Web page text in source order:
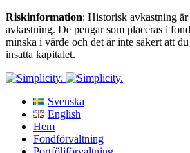
Riskinformation: Historisk avkastning
avkastning. De pengar som placeras i
minska i värde och det är inte säkert att
insatta kapitalet.
Svenska
English
Hem
Fondförvaltning